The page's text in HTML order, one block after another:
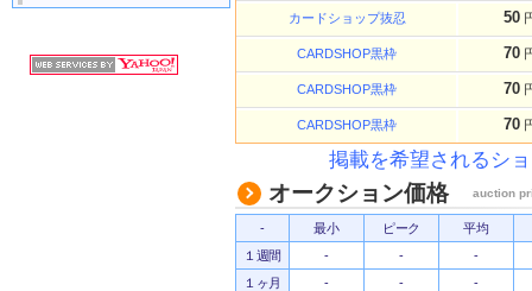
カードショップ抜忍 50
CARDSHOP黒枠 70
CARDSHOP黒枠 70
CARDSHOP黒枠 70
掲載を希望されるシ
オークション価格 auction
- 最小 ピーク
平均
１週間
- -
-
１ヶ月
- -
-